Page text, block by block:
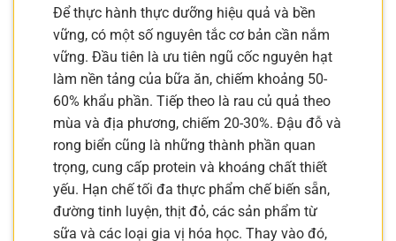
Để thực hành thực dưỡng hiệu quả và bền
vững, có một số nguyên tắc cơ bản cần nắm
vững. Đầu tiên là ưu tiên ngũ cốc nguyên hạt
làm nền tảng của bữa ăn, chiếm khoảng 50-
60% khẩu phần. Tiếp theo là rau củ quả theo
mùa và địa phương, chiếm 20-30%. Đậu đỗ và
rong biển cũng là những thành phần quan
trọng, cung cấp protein và khoáng chất thiết
yếu. Hạn chế tối đa thực phẩm chế biến sẵn,
đường tinh luyện, thịt đỏ, các sản phẩm từ
sữa và các loại gia vị hóa học. Thay vào đó,